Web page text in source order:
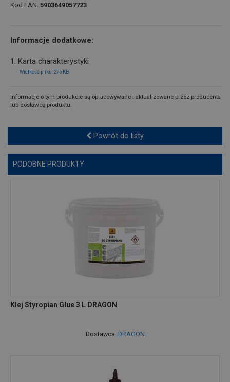
Kod EAN: 5903649057723
Informacje dodatkowe:
1. Karta charakterystyki
Wielkość pliku: 275 KB
Informacje o tym produkcie są opracowywane i aktualizowane przez producenta
lub dostawcę produktu.
Powrót do listy
PODOBNE PRODUKTY
Klej Styropian Glue 3 L DRAGON
Dostawca: DRAGON